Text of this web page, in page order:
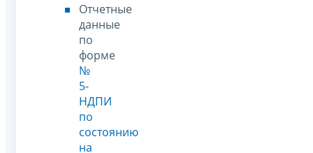
Отчетные
данные
по
форме
№
5-
НДПИ
по
состоянию
на